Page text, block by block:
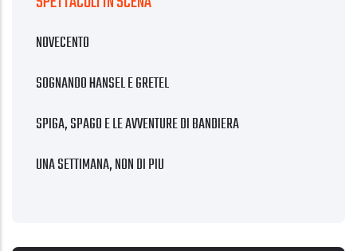
NOVECENTO
SOGNANDO HANSEL E GRETEL
SPIGA, SPAGO E LE AVVENTURE DI BANDIERA
UNA SETTIMANA, NON DI PIÙ